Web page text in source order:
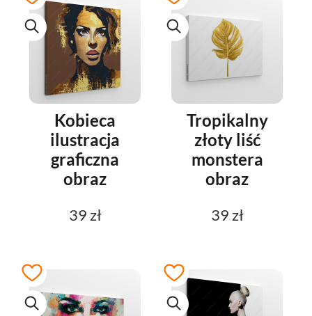
Kobieca
ilustracja
graficzna
obraz
39 zł
Tropikalny
złoty liść
monstera
obraz
39 zł